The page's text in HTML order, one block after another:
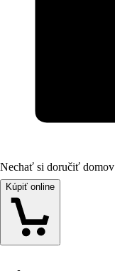
Nechať si doručiť domov
Kúpiť online